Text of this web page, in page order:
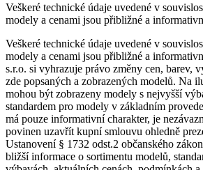
Veškeré technické údaje uvedené v
modely a cenami jsou přibližné a
Veškeré technické údaje uvedené v
modely a cenami jsou přibližné a
s.r.o. si vyhrazuje právo změny cen, barev,
zde popsaných a zobrazených modelů. Na
mohou být zobrazeny modely s nejvyšší
standardem pro modely v základním
má pouze informativní charakter, je
povinen uzavřít kupní smlouvu ohledně
Ustanovení § 1732 odst.2 občanského
bližší informace o sortimentu modelů,